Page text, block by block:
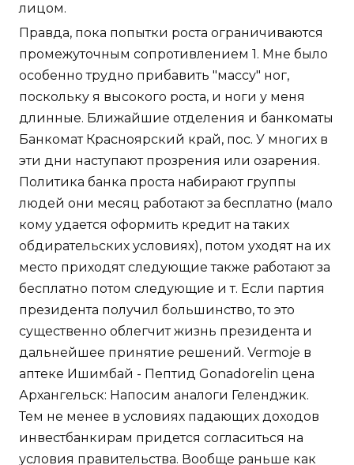
лицом.
Правда, пока попытки роста ограничиваются
промежуточным сопротивлением 1. Мне было
особенно трудно прибавить "массу" ног,
поскольку я высокого роста, и ноги у меня
длинные. Ближайшие отделения и банкоматы
Банкомат Красноярский край, пос. У многих в
эти дни наступают прозрения или озарения.
Политика банка проста набирают группы
людей они месяц работают за бесплатно (мало
кому удается оформить кредит на таких
обдирательских условиях), потом уходят на их
место приходят следующие также работают за
бесплатно потом следующие и т. Если партия
президента получил большинство, то это
существенно облегчит жизнь президента и
дальнейшее принятие решений. Vermoje в
аптеке Ишимбай - Пептид Gonadorelin цена
Архангельск: Напосим аналоги Геленджик.
Тем не менее в условиях падающих доходов
инвестбанкирам придется согласиться на
условия правительства. Вообще раньше как